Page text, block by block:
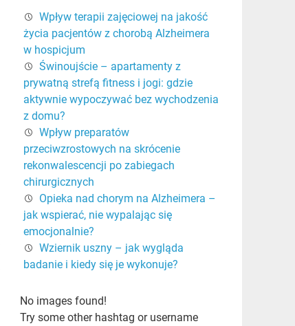
Wpływ terapii zajęciowej na jakość
życia pacjentów z chorobą Alzheimera
w hospicjum
Świnoujście – apartamenty z
prywatną strefą fitness i jogi: gdzie
aktywnie wypoczywać bez wychodzenia
z domu?
Wpływ preparatów
przeciwzrostowych na skrócenie
rekonwalescencji po zabiegach
chirurgicznych
Opieka nad chorym na Alzheimera –
jak wspierać, nie wypalając się
emocjonalnie?
Wziernik uszny – jak wygląda
badanie i kiedy się je wykonuje?
No images found!
Try some other hashtag or username